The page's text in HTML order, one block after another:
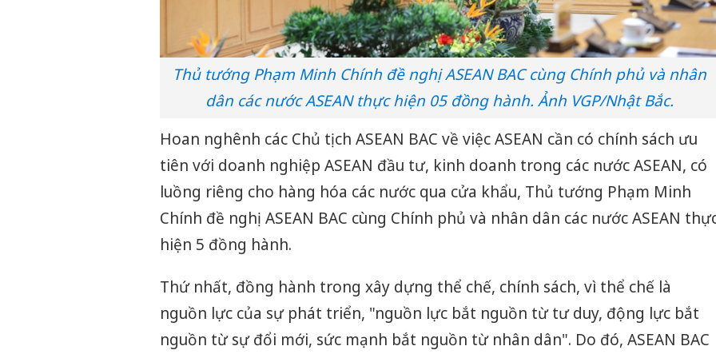
Thủ tướng Phạm Minh Chính đề nghị ASEAN BAC cùng Chính phủ và nhân
dân các nước ASEAN thực hiện 05 đồng hành. Ảnh VGP/Nhật Bắc.
Hoan nghênh các Chủ tịch ASEAN BAC về việc ASEAN cần có chính sách ưu
tiên với doanh nghiệp ASEAN đầu tư, kinh doanh trong các nước ASEAN, có
luồng riêng cho hàng hóa các nước qua cửa khẩu, Thủ tướng Phạm Minh
Chính đề nghị ASEAN BAC cùng Chính phủ và nhân dân các nước ASEAN
hiện 5 đồng hành.
Thứ nhất, đồng hành trong xây dựng thể chế, chính sách, vì thể chế là
nguồn lực của sự phát triển, "nguồn lực bắt nguồn từ tư duy, động lực bắt
nguồn từ sự đổi mới, sức mạnh bắt nguồn từ nhân dân". Do đó, ASEAN BAC